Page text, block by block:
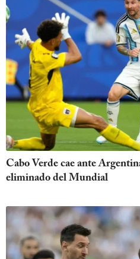
Cabo Verde cae ante
eliminado del Mundial